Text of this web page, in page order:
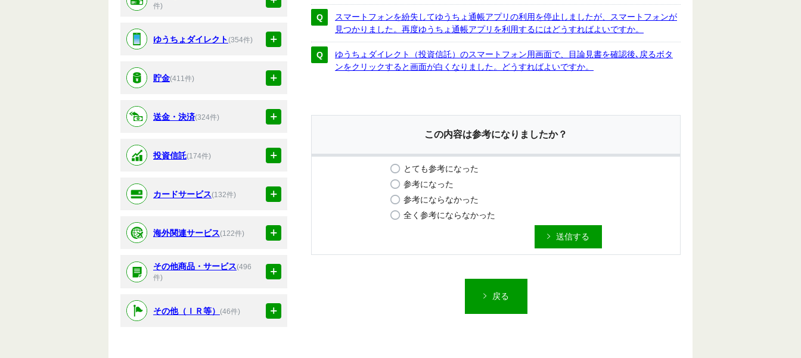
件)
ゆうちょダイレクト(354件)
貯金(411件)
送金・決済(324件)
投資信託(174件)
カードサービス(132件)
海外関連サービス(122件)
その他商品・サービス(496
件)
その他（ＩＲ等） (46件)
スマートフォンを紛失してゆうちょ通帳アプリの利用を停止しましたが、スマートフォンが
見つかりました。再度ゆうちょ通帳アプリを利用するにはどうすればよいですか。
ゆうちょダイレクト（投資信託）のスマートフォン用画面で、目論見書を確認後､戻るボタ
ンをクリックすると画面が白くなりました。どうすればよいですか。
この内容は参考になりましたか？
とても参考になった
参考になった
参考にならなかった
全く参考にならなかった
送信する
戻る